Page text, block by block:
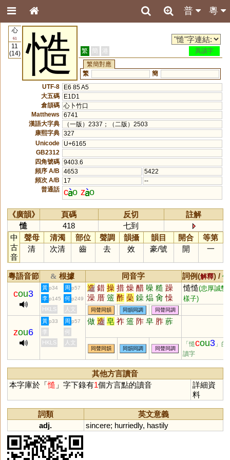
粵
普
心
61
11
(14)
慥 繁 簡 港
異讀字
繁簡對應
繁
簡
UTF-8
E6 85 A5
大五碼
E1D1
倉頡碼 心卜竹口
Matthews
6741
漢語大字典
（一版）2337；（二版）2503
康熙字典 327
Unicode
U+6165
GB2312
四角號碼 9403.6
頻序 A/B
4653
5422
頻次 A/B
17
--
普通話 c o z o
《廣韻》 頁碼 反切
註解
慥
418
七到
中
古
音
聲母 清濁 部位 聲調 韻攝 韻目 開合
等第
清
次清 齒 去 效 豪/號 開 一
粵語音節 & 根據 同音字 詞例(解釋) /
cou3
黃 p34 周 p57 造 錯 操 措 燥 醋 噪 糙 躁
澡 厝 簉 酢 喿 鐰 煰 肏 懆
趮 矂 氉 鄵 譟
慥慥(忠厚誠懇
樣子)
李 p145 何 p249
HKLS 人文 同聲同韻 同韻同調 同聲同調
zou6
黃 p33 周 p57 做 造 皂 祚 簉 阼 皁 胙 葄
李
何
HKLS
人文
同聲同韻 同韻同調 同聲同調
「慥cou3 」的
讀字
其他方言讀音
本字庫於「慥 」字下錄有1個方言點的讀音
詳細資
料
詞類
英文意義
adj.
sincere; hurriedly, hastily